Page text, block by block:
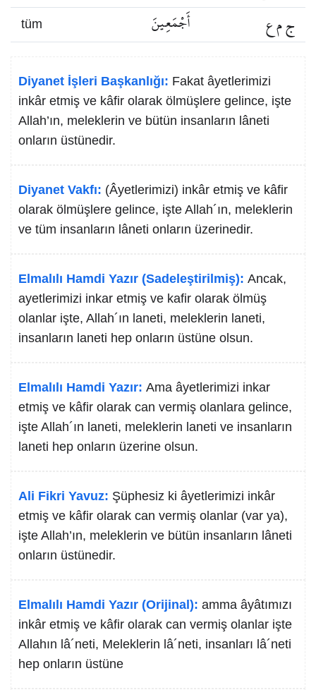
tüm أَجْمَعِينَ ج م ع
Diyanet İşleri Başkanlığı: Fakat âyetlerimizi
inkâr etmiş ve kâfir olarak ölmüşlere gelince, işte
Allah’ın, meleklerin ve bütün insanların lâneti
onların üstünedir.
Diyanet Vakfı: (Âyetlerimizi) inkâr etmiş ve kâfir
olarak ölmüşlere gelince, işte Allah´ın, meleklerin
ve tüm insanların lâneti onların üzerinedir.
Elmalılı Hamdi Yazır (Sadeleştirilmiş): Ancak,
ayetlerimizi inkar etmiş ve kafir olarak ölmüş
olanlar işte, Allah´ın laneti, meleklerin laneti,
insanların laneti hep onların üstüne olsun.
Elmalılı Hamdi Yazır: Ama âyetlerimizi inkar
etmiş ve kâfir olarak can vermiş olanlara gelince,
işte Allah´ın laneti, meleklerin laneti ve insanların
laneti hep onların üzerine olsun.
Ali Fikri Yavuz: Şüphesiz ki âyetlerimizi inkâr
etmiş ve kâfir olarak can vermiş olanlar (var ya),
işte Allah’ın, meleklerin ve bütün insanların lâneti
onların üstünedir.
Elmalılı Hamdi Yazır (Orijinal): amma âyâtımızı
inkâr etmiş ve kâfir olarak can vermiş olanlar işte
Allahın lâ´neti, Meleklerin lâ´neti, insanları lâ´neti
hep onların üstüne